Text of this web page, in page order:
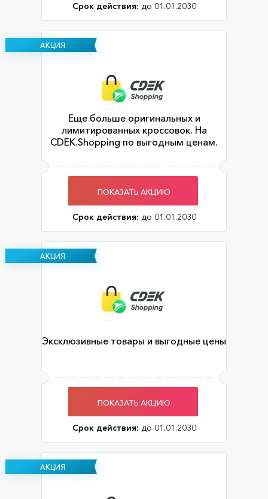
Срок действия: до 01.01.2030
АКЦИЯ
Еще больше оригинальных и
лимитированных кроссовок. На
CDEK.Shopping по выгодным ценам.
ПОКАЗАТЬ АКЦИЮ
Срок действия: до 01.01.2030
АКЦИЯ
Эксклюзивные товары и выгодные цены
ПОКАЗАТЬ АКЦИЮ
Срок действия: до 01.01.2030
АКЦИЯ